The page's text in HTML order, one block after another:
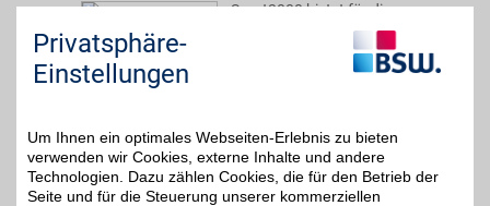
4%
Sport2000 bietet für die
sportlichen Bedürfnisse
europaweit exklusive
Vorteil sparen!
Zum Partnerprofil
Privatsphäre-
Einstellungen
Um Ihnen ein optimales Webseiten-Erlebnis zu bieten
verwenden wir Cookies, externe Inhalte und andere
Technologien. Dazu zählen Cookies, die für den Betrieb der
Seite und für die Steuerung unserer kommerziellen